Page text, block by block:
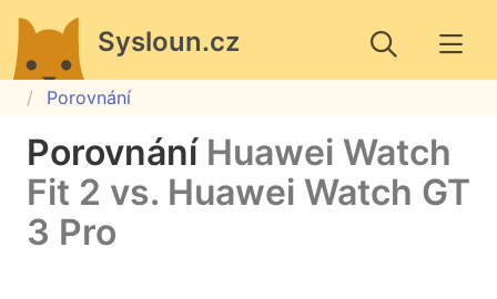
Sysloun.cz
Porovnání
Porovnání Huawei Watch
Fit 2 vs. Huawei Watch GT
3 Pro